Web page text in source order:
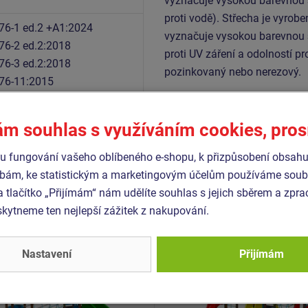
1 ed.2 +A1:2024
2 ed.2:2018
3 ed.2:2018
11:2015
proti vodě). Střecha je
vyznačuje vysokou
proti UV záření a odolností
pozinkovaný nebo nerezový.
Podobnézboží
2065K-20 Produkt - UNK-3017K-15
- celokovová
souhlas s využíváním cookies,
fungování vašeho oblíbeného e-shopu, k přizpůsobení
ke statistickým a marketingovým účelům používáme
tlačítko „Přijímám“ nám udělíte souhlas s jejich sběrem a
ten nejlepší zážitek z nakupování.
Nastavení Přijímám